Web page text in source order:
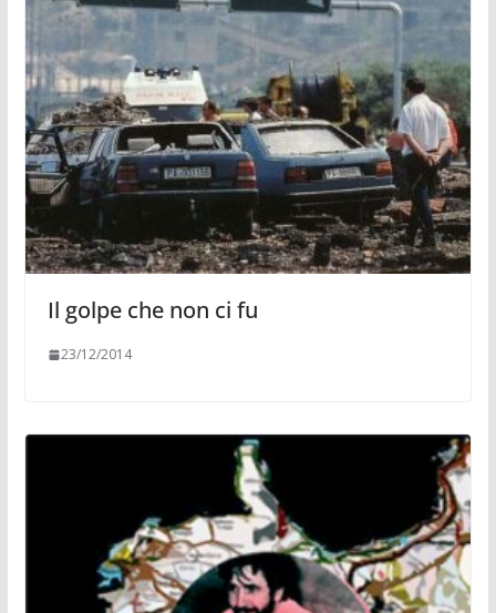
Il golpe che non ci fu
23/12/2014